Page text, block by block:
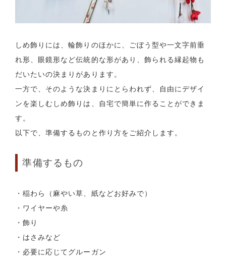
しめ飾りには、輪飾りのほかに、ごぼう型や一文字前垂
れ形、眼鏡形など伝統的な形があり、飾られる縁起物も
だいたいの決まりがあります。
一方で、そのような決まりにとらわれず、自由にデザイ
ンを楽しむしめ飾りは、自宅で簡単に作ることができま
す。
以下で、準備するものと作り方をご紹介します。
準備するもの
・稲わら（麻やい草、紙などお好みで）
・ワイヤーや糸
・飾り
・はさみなど
・必要に応じてグルーガン